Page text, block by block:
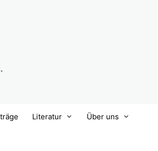
Literatur Über uns